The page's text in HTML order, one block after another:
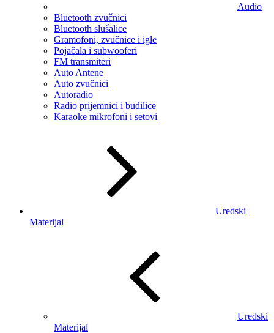
Audio
Bluetooth zvučnici
Bluetooth slušalice
Gramofoni, zvučnice i igle
Pojačala i subwooferi
FM transmiteri
Auto Antene
Auto zvučnici
Autoradio
Radio prijemnici i budilice
Karaoke mikrofoni i setovi
Uredski
Materijal
Uredski
Materijal